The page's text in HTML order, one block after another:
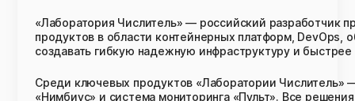
«Лаборатория Числитель» — российский разработчик
продуктов в области контейнерных платформ,
создавать гибкую надежную инфраструктуру и
Среди ключевых продуктов «Лаборатории Числитель»
«Нимбиус» и система мониторинга «Пульт». Все